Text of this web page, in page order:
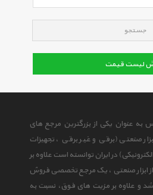
جستجو
لیست قیمت
به عنوان یکی از بزرگترین مرجع های
صنعتی (برقی و غیر برقی ، تجهیزات
در ایران توانسته است علاوه بر
ابزار صنعتی ، یک مرجع تخصصی فروش
باشد و علاوه بر مزیت های فوق، نسبت به